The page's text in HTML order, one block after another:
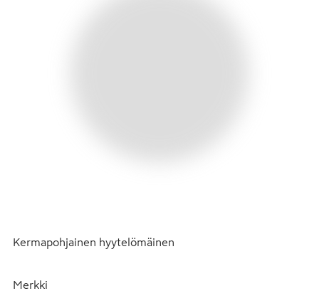
Kermapohjainen hyytelömäinen
Merkki